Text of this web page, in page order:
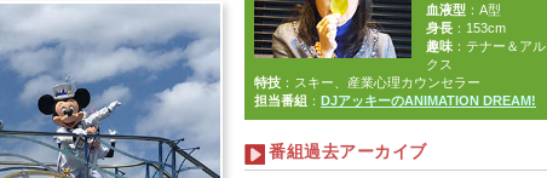
血液型 ：A型
身長 ：153cm
趣味 ：テナー＆ア
クス
特技 ：スキー、産業心理カウンセラー
担当番組 ： DJアッキーのANIMATION DREAM!
番組過去アーカイブ